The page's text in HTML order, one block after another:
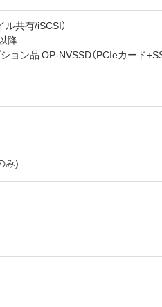
ル共有/iSCSI）
降
ョン品 OP-NVSSD（PCIeカード
み)